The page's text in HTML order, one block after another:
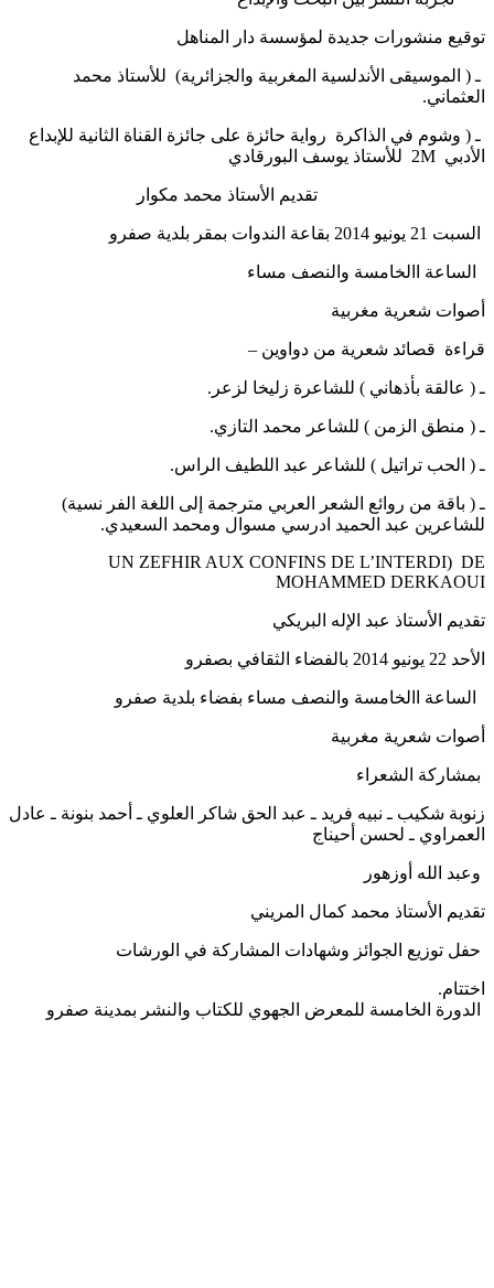
توقيع منشورات جديدة لمؤسسة دار المناهل
ـ ( الموسيقى الأندلسية المغربية والجزائرية) للأستاذ محمد
العثماني.
ـ ( وشوم في الذاكرة رواية حائزة على جائزة القناة الثانية للإبداع
الأدبي 2M للأستاذ يوسف البورقادي
تقديم الأستاذ محمد مكوار
السبت 21 يونيو 2014 بقاعة الندوات بمقر بلدية صفرو
الساعة االخامسة والنصف مساء
أصوات شعرية مغربية
قراءة قصائد شعرية من دواوين –
ـ ( عالقة بأذهاني ) للشاعرة زليخا لزعر.
ـ ( منطق الزمن ) للشاعر محمد التازي.
ـ ( الحب تراتيل ) للشاعر عبد اللطيف الراس.
ـ ( باقة من روائع الشعر العربي مترجمة إلى اللغة الفر نسية)
للشاعرين عبد الحميد ادرسي مسوال ومحمد السعيدي.
UN ZEFHIR AUX CONFINS DE L’INTERDI) DE
MOHAMMED DERKAOUI
تقديم الأستاذ عبد الإله البريكي
الأحد 22 يونيو 2014 بالفضاء الثقافي بصفرو
الساعة االخامسة والنصف مساء بفضاء بلدية صفرو
أصوات شعرية مغربية
بمشاركة الشعراء
زنوبة شكيب ـ نبيه فريد ـ عبد الحق شاكر العلوي ـ أحمد بنونة ـ عادل
العمراوي ـ لحسن أحيناج
وعبد الله أوزهور
تقديم الأستاذ محمد كمال المريني
حفل توزيع الجوائز وشهادات المشاركة في الورشات
اختتام.
الدورة الخامسة للمعرض الجهوي للكتاب والنشر بمدينة صفرو